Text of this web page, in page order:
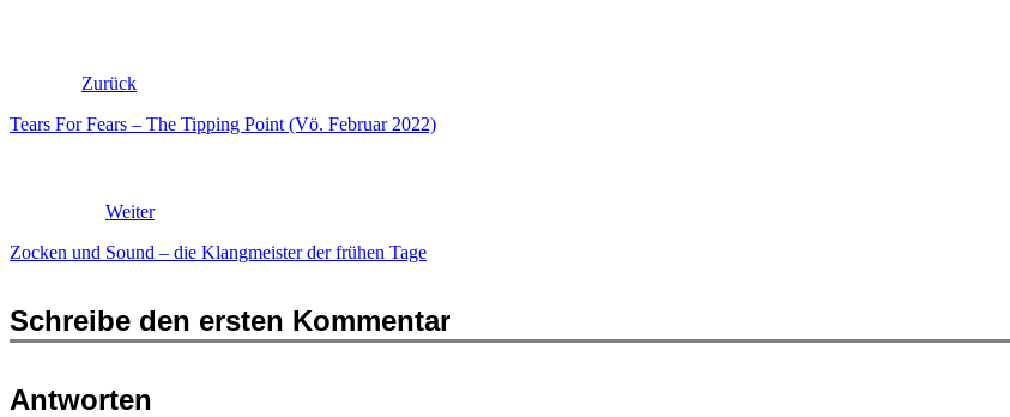
Zurück
Tears For Fears – The Tipping Point (Vö. Februar 2022)
Weiter
Zocken und Sound – die Klangmeister der frühen Tage
Schreibe den ersten Kommentar
Antworten